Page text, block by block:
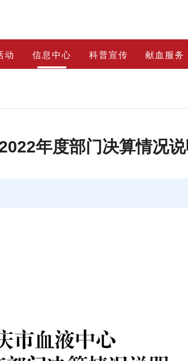
动 信息中心 科普宣传 献血服务
年度部门决算情况说